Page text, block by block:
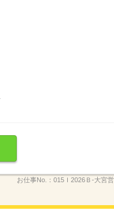
お仕事No.： 015Ｉ2026Ｂ-大宮